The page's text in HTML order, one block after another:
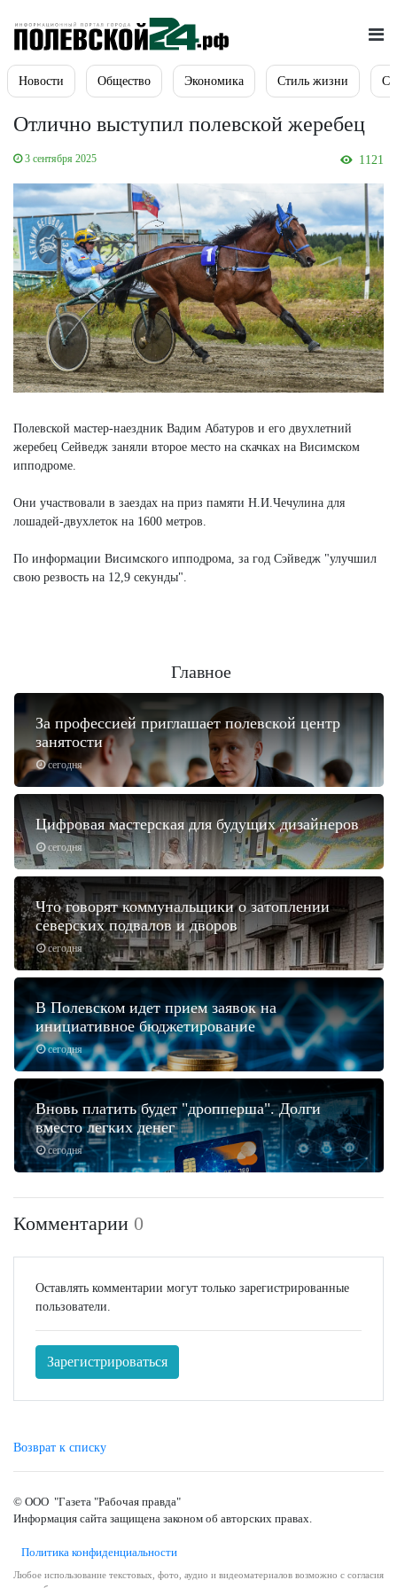
Новости Общество Экономика Стиль жизни
Отлично выступил полевской жеребец
3 сентября 2025 1121
Полевской мастер-наездник Вадим Абатуров и его двухлетний
жеребец Сейведж заняли второе место на скачках на Висимском
ипподроме.
Они участвовали в заездах на приз памяти Н.И.Чечулина для
лошадей-двухлеток на 1600 метров.
По информации Висимского ипподрома, за год Сэйведж "улучшил
свою резвость на 12,9 секунды".
Главное
сегодня
За профессией приглашает полевской центр
занятости
сегодня
Цифровая мастерская для будущих дизайнеров
сегодня
Что говорят коммунальщики о затоплении
северских подвалов и дворов
сегодня
В Полевском идет прием заявок на
инициативное бюджетирование
сегодня
Вновь платить будет "дропперша". Долги
вместо легких денег
Комментарии 0
Оставлять комментарии могут только зарегистрированные
пользователи.
Зарегистрироваться
Возврат к списку
© ООО "Газета "Рабочая правда"
Информация сайта защищена законом об авторских правах.
Политика конфиденциальности
Любое использование текстовых, фото, аудио и видеоматериалов возможно с согласия